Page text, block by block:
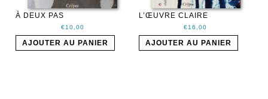
À DEUX PAS
€10,00
AJOUTER AU PANIER
L’ŒUVRE CLAIRE
€16,00
AJOUTER AU PANIER